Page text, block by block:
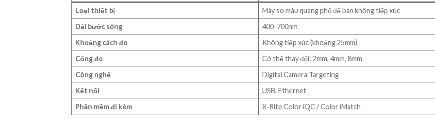
Loại thiết bị
Máy so màu quang phổ để bàn không tiếp xúc
Dải bước sóng
400-700nm
Khoảng cách đo
Không tiếp xúc (khoảng 25mm)
Cổng đo
Có thể thay đổi: 2mm, 4mm, 8mm
Công nghệ
Digital Camera Targeting
Kết nối
USB, Ethernet
Phần mềm đi kèm
X-Rite Color iQC / Color iMatch